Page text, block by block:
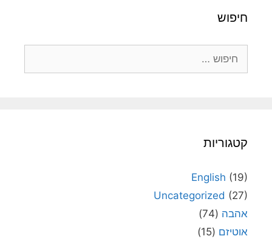
חיפוש
קטגוריות
English (19)
Uncategorized (27)
אהבה (74)
אוטיזם (15)